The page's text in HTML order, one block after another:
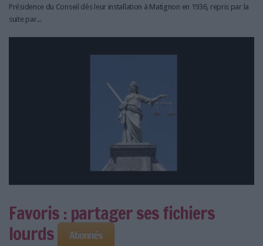
Présidence du Conseil dès leur installation à Matignon en 1936, repris par la
suite par...
Favoris : partager ses fichiers
lourds
Abonnés